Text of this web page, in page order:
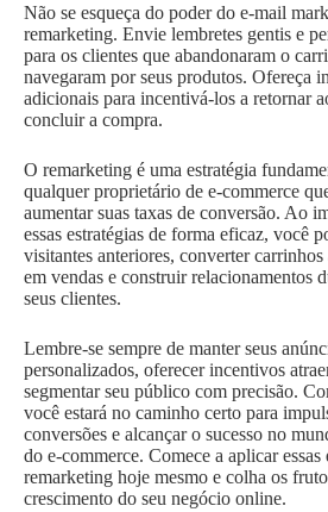
Não se esqueça do poder do e-mail
remarketing. Envie lembretes gentis e
para os clientes que abandonaram o
navegaram por seus produtos. Ofereça
adicionais para incentivá-los a retornar
concluir a compra.
O remarketing é uma estratégia
qualquer proprietário de e-commerce
aumentar suas taxas de conversão. Ao
essas estratégias de forma eficaz, você
visitantes anteriores, converter carrinhos
em vendas e construir relacionamentos
seus clientes.
Lembre-se sempre de manter seus
personalizados, oferecer incentivos
segmentar seu público com precisão.
você estará no caminho certo para
conversões e alcançar o sucesso no
do e-commerce. Comece a aplicar essas
remarketing hoje mesmo e colha os
crescimento do seu negócio online.